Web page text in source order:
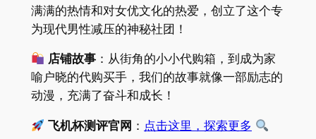
满满的热情和对女优文化的热爱，创立了这个专
为现代男性减压的神秘社团！
店铺故事：从街角的小小代购箱，到成为家
喻户晓的代购买手，我们的故事就像一部励志的
动漫，充满了奋斗和成长！
飞机杯测评官网 ： 点击这里，探索更多